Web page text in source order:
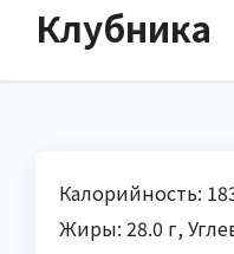
Клубника
Калорийность:
Жиры: 28.0 г,